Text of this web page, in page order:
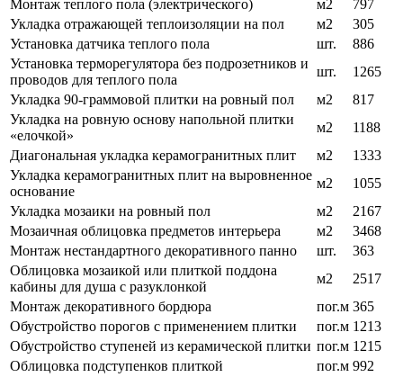
Монтаж теплого пола (электрического) м2
797
Укладка отражающей теплоизоляции на пол
м2
305
Установка датчика теплого пола
шт.
886
Установка терморегулятора без подрозетников и
проводов для теплого пола
шт.
1265
Укладка 90-граммовой плитки на ровный пол
м2
817
Укладка на ровную основу напольной плитки
«елочкой»
м2
1188
Диагональная укладка керамогранитных плит
м2
1333
Укладка керамогранитных плит на выровненное
основание
м2
1055
Укладка мозаики на ровный пол
м2
2167
Мозаичная облицовка предметов интерьера
м2
3468
Монтаж нестандартного декоративного панно
шт.
363
Облицовка мозаикой или плиткой поддона
кабины для душа с разуклонкой
м2
2517
Монтаж декоративного бордюра
пог.м 365
Обустройство порогов с применением плитки
пог.м 1213
Обустройство ступеней из керамической плитки пог.м 1215
Облицовка подступенков плиткой
пог.м 992